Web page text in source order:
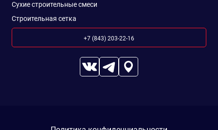
Сухие строительные смеси
Строительная сетка
+7 (843) 203-22-16